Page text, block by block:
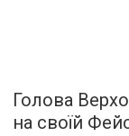
Голова
на своїй